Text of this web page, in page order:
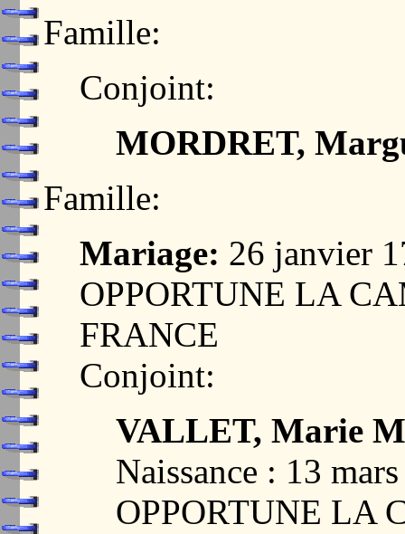
Famille:
Conjoint:
MORDRET,
Famille:
Mariage: 26 janvier
OPPORTUNE LA
FRANCE
Conjoint:
VALLET, Marie
Naissance : 13
OPPORTUNE LA